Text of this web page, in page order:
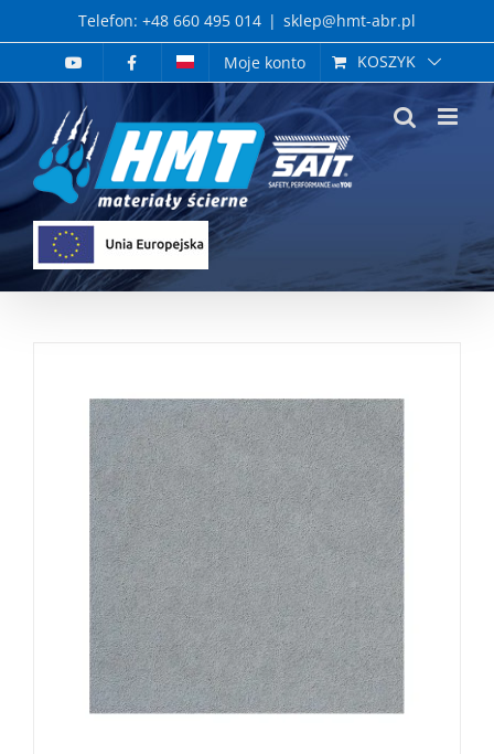
to
Telefon: +48 660 495 014 | sklep@hmt-abr.pl
Moje konto
KOSZYK